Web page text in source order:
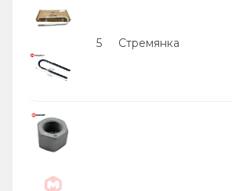
5 Стремянка